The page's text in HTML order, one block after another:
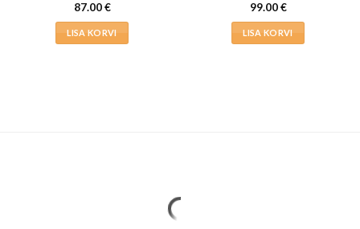
87.00€
LISA KORVI
99.00€
LISA KORVI